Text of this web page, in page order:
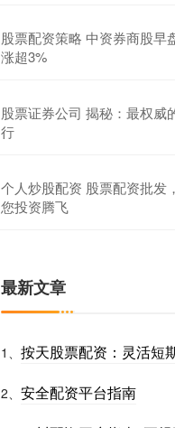
股票配资策略 中资券商股早
涨超3%
股票证券公司 揭秘：最权威
行
个人炒股配资 股票配资批发
您投资腾飞
最新文章
1、 按天股票配资：灵活短
2、 安全配资平台指南